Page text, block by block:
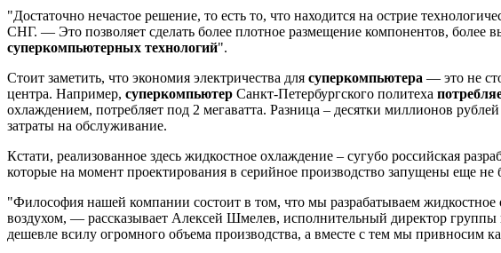
"Достаточно нечастое решение, то есть то, что находится на острие
СНГ. — Это позволяет сделать более плотное размещение компонентов, более
суперкомпьютерных технологий".
Стоит заметить, что экономия электричества для суперкомпьютера — это не
центра. Например, суперкомпьютер Санкт-Петербургского политеха
охлаждением, потребляет под 2 мегаватта. Разница – десятки миллионов
затраты на обслуживание.
Кстати, реализованное здесь жидкостное охлаждение – сугубо российская
которые на момент проектирования в серийное производство запущены еще не
"Философия нашей компании состоит в том, что мы разрабатываем
воздухом, — рассказывает Алексей Шмелев, исполнительный директор
дешевле всилу огромного объема производства, а вместе с тем мы